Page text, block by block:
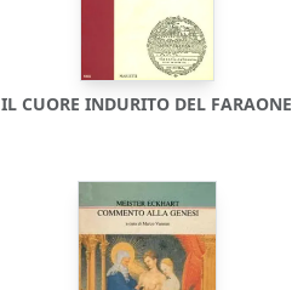
IL CUORE INDURITO DEL FARAONE